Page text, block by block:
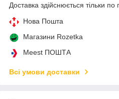
Доставка здійснюється тільки по
Нова Пошта
Магазини Rozetka
Meest ПОШТА
Всі умови доставки